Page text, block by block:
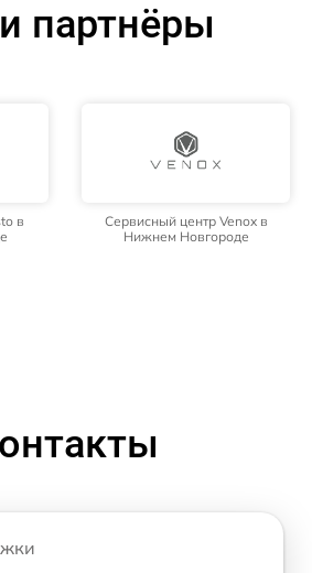
партнёры
в
Сервисный центр Venox в
Нижнем Новгороде